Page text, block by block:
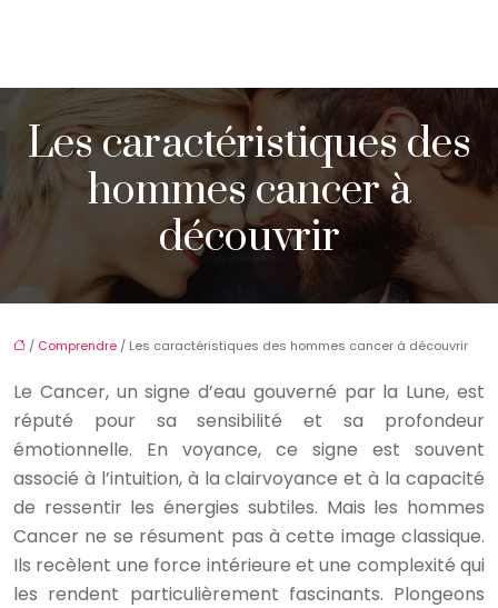
Les caractéristiques des
hommes cancer à
découvrir
/ Comprendre / Les caractéristiques des hommes cancer à découvrir
Le Cancer, un signe d’eau gouverné par la Lune, est
réputé pour sa sensibilité et sa profondeur
émotionnelle. En voyance, ce signe est souvent
associé à l’intuition, à la clairvoyance et à la capacité
de ressentir les énergies subtiles. Mais les hommes
Cancer ne se résument pas à cette image classique.
Ils recèlent une force intérieure et une complexité qui
les rendent particulièrement fascinants. Plongeons